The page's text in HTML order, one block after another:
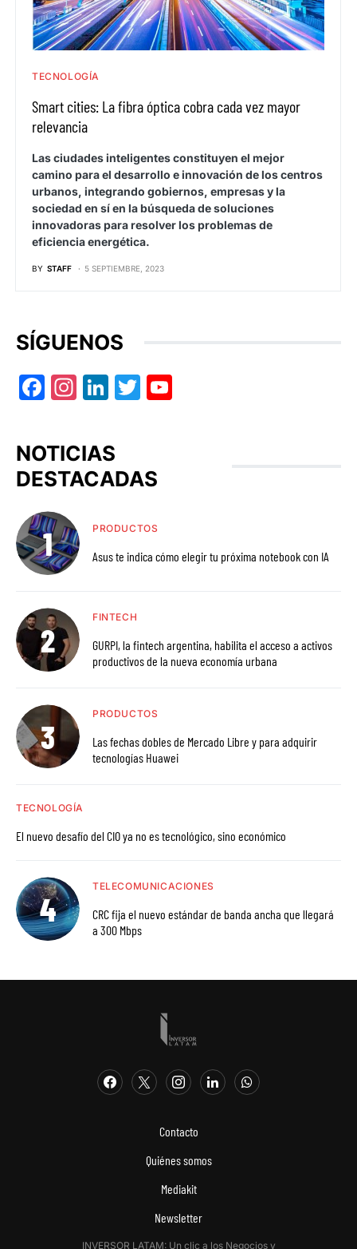
TECNOLOGÍA
Smart cities: La fibra óptica cobra cada vez mayor
relevancia
Las ciudades inteligentes constituyen el mejor
camino para el desarrollo e innovación de los centros
urbanos, integrando gobiernos, empresas y la
sociedad en sí en la búsqueda de soluciones
innovadoras para resolver los problemas de
eficiencia energética.
BY STAFF 5 SEPTIEMBRE, 2023
SÍGUENOS
Facebook
Instagram
LinkedIn
Twitter
NOTICIAS
DESTACADAS
PRODUCTOS
Asus te indica cómo elegir tu próxima notebook con IA
FINTECH
GURPI, la fintech argentina, habilita el acceso a activos
productivos de la nueva economía urbana
PRODUCTOS
Las fechas dobles de Mercado Libre y para adquirir
tecnologías Huawei
TECNOLOGÍA
El nuevo desafío del CIO ya no es tecnológico, sino económico
TELECOMUNICACIONES
CRC fija el nuevo estándar de banda ancha que llegará
a 300 Mbps
Contacto
Quiénes somos
Mediakit
Newsletter
INVERSOR LATAM: Un clic a los Negocios y